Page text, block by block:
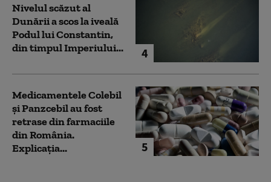
4
Nivelul scăzut al
Dunării a scos la iveală
Podul lui Constantin,
din timpul Imperiului...
5
Medicamentele Colebil
și Panzcebil au fost
retrase din farmaciile
din România.
Explicația...